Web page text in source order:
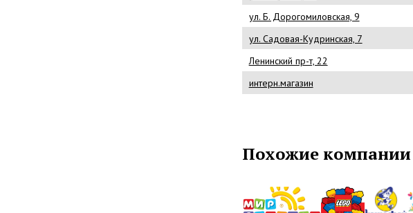
ул. Б. Дорогомиловская, 9
ул. Садовая-Кудринская, 7
Ленинский пр-т, 22
интерн.магазин
Похожие компании